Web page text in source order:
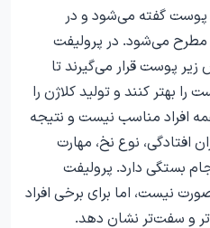
گفته می‌شود و در
مطرح می‌شود. در پرولیفت
پوست قرار می‌گیرند تا
بهتر کنند و تولید کلاژن را
افراد مناسب نیست و نتیجه
افتادگی، نوع نخ، مهارت
بستگی دارد. پرولیفت
نیست، اما برای برخی افراد
و سفت‌تر نشان دهد.